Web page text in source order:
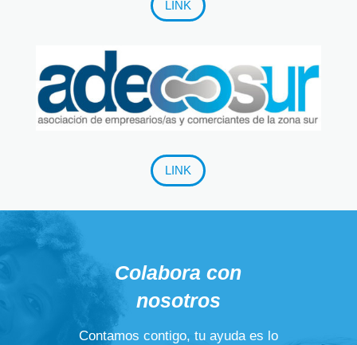
LINK
LINK
Colabora con
nosotros
Contamos contigo, tu ayuda es lo